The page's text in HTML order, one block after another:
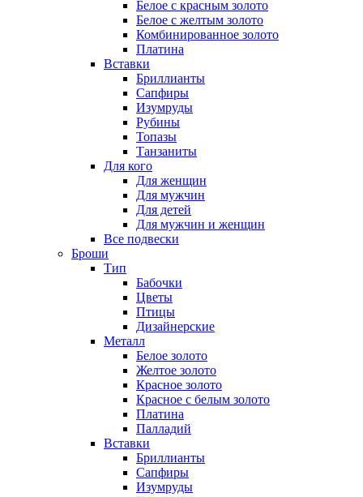
Белое с красным золото
Белое с желтым золото
Комбинированное золото
Платина
Вставки
Бриллианты
Сапфиры
Изумруды
Рубины
Топазы
Танзаниты
Для кого
Для женщин
Для мужчин
Для детей
Для мужчин и женщин
Все подвески
Броши
Тип
Бабочки
Цветы
Птицы
Дизайнерские
Металл
Белое золото
Желтое золото
Красное золото
Красное с белым золото
Платина
Палладий
Вставки
Бриллианты
Сапфиры
Изумруды